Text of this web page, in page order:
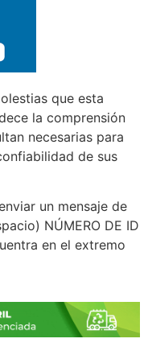
que esta
la comprensión
necesarias para
de sus
un mensaje de
NÚMERO DE ID
en el extremo